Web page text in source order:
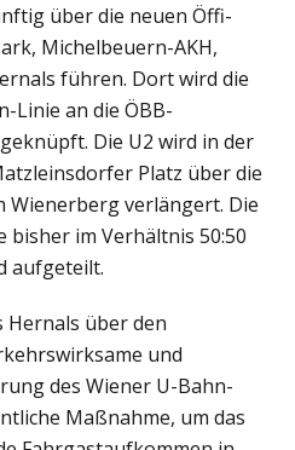
über die neuen Öffi-
Michelbeuern-AKH,
führen. Dort wird die
Linie an die ÖBB-
Die U2 wird in der
Platz über die
Wienerberg verlängert. Die
bisher im Verhältnis 50:50
aufgeteilt.
Hernals über den
und
des Wiener U-Bahn-
Maßnahme, um das